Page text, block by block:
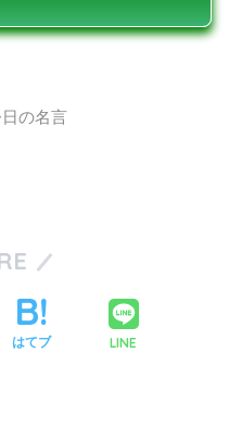
日の名言
はてブ LINE